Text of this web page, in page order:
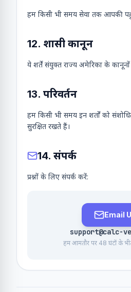
हम किसी भी समय सेवा तक आपकी
12. शासी कानून
ये शर्तें संयुक्त राज्य अमेरिका के कानूनों
13. परिवर्तन
हम किसी भी समय इन शर्तों को
सुरक्षित रखते हैं।
14. संपर्क
प्रश्नों के लिए संपर्क करें:
Email
support@calc-
हम आमतौर पर 48 घंटों के